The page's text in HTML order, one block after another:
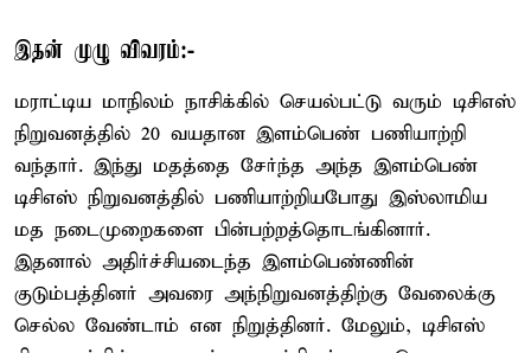
இதன் முழு விவரம்:-
மராட்டிய மாநிலம் நாசிக்கில் செயல்பட்டு வரும் டிசிஎஸ்
நிறுவனத்தில் 20 வயதான இளம்பெண் பணியாற்றி
வந்தார். இந்து மதத்தை சேர்ந்த அந்த இளம்பெண்
டிசிஎஸ் நிறுவனத்தில் பணியாற்றியபோது இஸ்லாமிய
மத நடைமுறைகளை பின்பற்றத்தொடங்கினார்.
இதனால் அதிர்ச்சியடைந்த இளம்பெண்ணின்
குடும்பத்தினர் அவரை அந்நிறுவனத்திற்கு வேலைக்கு
செல்ல வேண்டாம் என நிறுத்தினர். மேலும், டிசிஎஸ்